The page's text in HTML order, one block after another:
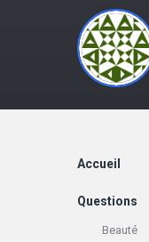
Explorer
Accueil
Questions
Beauté